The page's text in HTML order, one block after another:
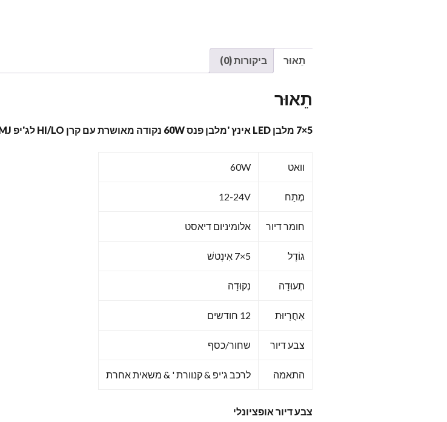
תֵאוּר ביקורות (0)
תֵאוּר
5×7 מלבן LED אינץ 'מלבן פנס 60W נקודה מאושרת עם קרן HI/LO לג'יפ YJ XJ MJ & לכביש מחוץ לכביש
וואט 60W
מֶתַח 12-24V
חומר דיור אלומיניום דיאסט
גוֹדֶל 5×7 אִינְטשׁ
תְעוּדָה נְקוּדָה
אַחֲרָיוּת 12 חודשים
צבע דיור שחור/כסף
התאמה לרכב ג'יפ & קנוורת ' & משאית אחרת
צבע דיור אופציונלי